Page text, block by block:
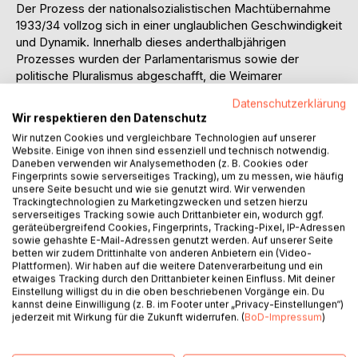
Der Prozess der nationalsozialistischen Machtübernahme
1933/34 vollzog sich in einer unglaublichen Geschwindigkeit
und Dynamik. Innerhalb dieses anderthalbjährigen
Prozesses wurden der Parlamentarismus sowie der
politische Pluralismus abgeschafft, die Weimarer
nationalsozialistischen Willkürherrschaft. Es ist sicher
unbestritten, dass die nationalsozialistische Diktatur ein in
der Geschichte beispielloser Unrechtsstaat war. Zur Frage
nach der Legalität der Machtübernahme existieren
dagegen durchaus unterschiedliche Ansichten. So reicht
die Bandbreite entlang dieser Kontroverse von einer
erfolgreichen „Beseitigung des Rechtsstaats im Namen
des Rechts“ bis hin zu einem „Verfassungswandel auf
pseudolegalem Wege“. Im Rahmen dieser Arbeit sollen die
unterschiedlichen Stationen dieses
Machtübernahmeprozesses untersucht und hinsichtlich
ihrer Legalität bewertet werden. So waren die Elemente,
die Hitlers Diktatur begründeten und überhaupt erst
ermöglichten, bereits in der Weimarer Verfassung angelegt.
Datenschutzerklärung
Wir respektieren den Datenschutz
Wir nutzen Cookies und vergleichbare Technologien auf unserer
Website. Einige von ihnen sind essenziell und technisch notwendig.
Daneben verwenden wir Analysemethoden (z. B. Cookies oder
Fingerprints sowie serverseitiges Tracking), um zu messen, wie häufig
unsere Seite besucht und wie sie genutzt wird. Wir verwenden
Trackingtechnologien zu Marketingzwecken und setzen hierzu
serverseitiges Tracking sowie auch Drittanbieter ein, wodurch ggf.
geräteübergreifend Cookies, Fingerprints, Tracking-Pixel, IP-Adressen
sowie gehashte E-Mail-Adressen genutzt werden. Auf unserer Seite
betten wir zudem Drittinhalte von anderen Anbietern ein (Video-
Plattformen). Wir haben auf die weitere Datenverarbeitung und ein
etwaiges Tracking durch den Drittanbieter keinen Einfluss. Mit deiner
Einstellung willigst du in die oben beschriebenen Vorgänge ein. Du
kannst deine Einwilligung (z. B. im Footer unter „Privacy-Einstellungen“)
jederzeit mit Wirkung für die Zukunft widerrufen. (BoD-Impressum)